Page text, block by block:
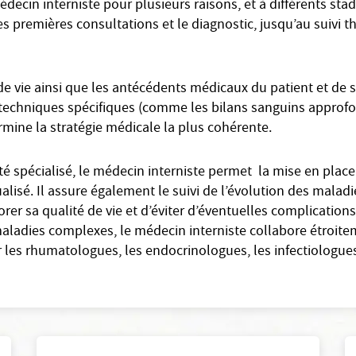
interniste pour plusieurs raisons, et à différents
premières consultations et le diagnostic, jusqu’au suivi
vie ainsi que les antécédents médicaux du patient et de
spécifiques (comme les bilans sanguins
la stratégie médicale la plus cohérente.
spécialisé, le médecin interniste permet la mise en
Il assure également le suivi de l’évolution des
sa qualité de vie et d’éviter d’éventuelles
complexes, le médecin interniste collabore
rhumatologues, les endocrinologues, les